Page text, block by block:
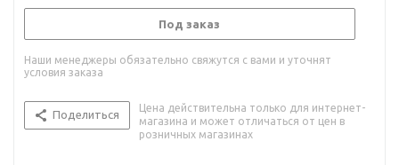
Под заказ
Наши менеджеры обязательно свяжутся с вами и уточнят
условия заказа
Поделиться
Цена действительна только для интернет-
магазина и может отличаться от цен в
розничных магазинах